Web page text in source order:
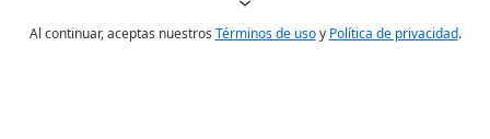
Al continuar, aceptas nuestros Términos de usoy Política de privacidad.